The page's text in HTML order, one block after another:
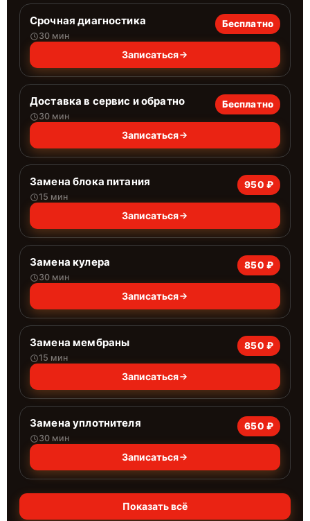
Срочная диагностика
30 мин
Бесплатно
Записаться
Доставка в сервис и обратно
30 мин
Бесплатно
Записаться
Замена блока питания
15 мин
950 ₽
Записаться
Замена кулера
30 мин
850 ₽
Записаться
Замена мембраны
15 мин
850 ₽
Записаться
Замена уплотнителя
30 мин
650 ₽
Записаться
Показать всё